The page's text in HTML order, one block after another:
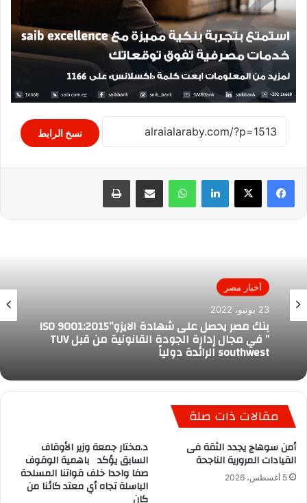
نسخ الرابط
لينكدإن واتساب مشاركة عبر البريد طباعة
أخبار مصر
23 يونيو، 2022
بنك مصر يحصل على شهادة الايزو”ISO 9001:2015
” في مجال إدارة الجودة القانونية من قبل TUV
southwest الرائدة دولياً
مقالات ذات صلة
أمن سوهاج يجدد الثقة فى
القيادات المرورية الناجحة
5 أغسطس، 2026
د.مختار جمعة وزير الأوقاف
السابق يؤكد باهمية الوقوف
صفا واحدا خلف قواتنا المسلحة
الباسلة تجاه أي معتد كائنا من